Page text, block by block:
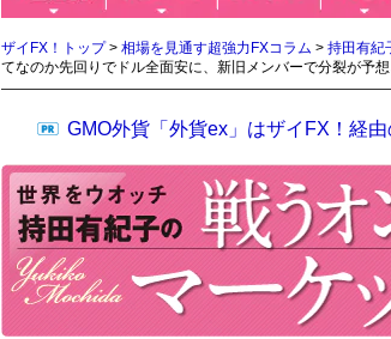
ザイFX！トップ> 相場を見通す超強力FXコラム > 持田有紀
てなのか先回りでドル全面安に、新旧メンバーで分裂が予
GMO外貨「外貨ex」はザイFX！経